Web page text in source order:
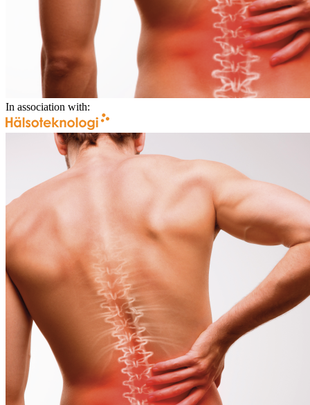
In association with: